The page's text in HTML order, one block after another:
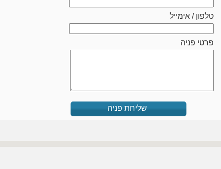
טלפון / אימייל
פרטי פניה
שליחת פניה